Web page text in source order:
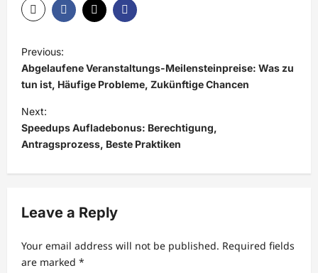
o
s
t
n
a
v
g
a
t
Previous:
Abgelaufene Veranstaltungs-Meilensteinpreise: Was zu
tun ist, Häufige Probleme, Zukünftige Chancen
Next:
Speedups Aufladebonus: Berechtigung,
Antragsprozess, Beste Praktiken
Leave a Reply
Your email address will not be published. Required fields
are marked *